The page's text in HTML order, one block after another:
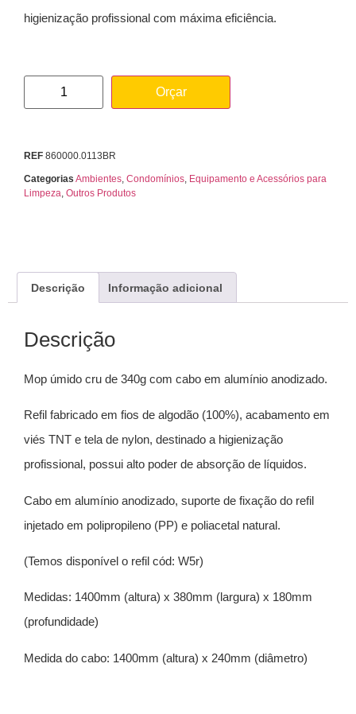
higienização profissional com máxima eficiência.
Orçar
REF 860000.0113BR
Categorias Ambientes, Condomínios, Equipamento e Acessórios para
Limpeza, Outros Produtos
Descrição Informação adicional
Descrição
Mop úmido cru de 340g com cabo em alumínio anodizado.
Refil fabricado em fios de algodão (100%), acabamento em
viés TNT e tela de nylon, destinado a higienização
profissional, possui alto poder de absorção de líquidos.
Cabo em alumínio anodizado, suporte de fixação do refil
injetado em polipropileno (PP) e poliacetal natural.
(Temos disponível o refil cód: W5r)
Medidas: 1400mm (altura) x 380mm (largura) x 180mm
(profundidade)
Medida do cabo: 1400mm (altura) x 240mm (diâmetro)